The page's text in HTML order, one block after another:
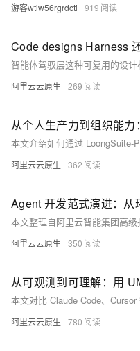
游客wtiw56rgrdcti 919
Code designs Harness
阿里云云原生 269
阿里云云原生 362
阿里云云原生 350
阿里云云原生 780